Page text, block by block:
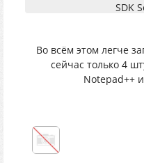
SDK
SDK SoC
SDK CS-CoP
SDK Ai
Object and
textures copy from
Во всём этом легче
сейчас только 4
Notepad++